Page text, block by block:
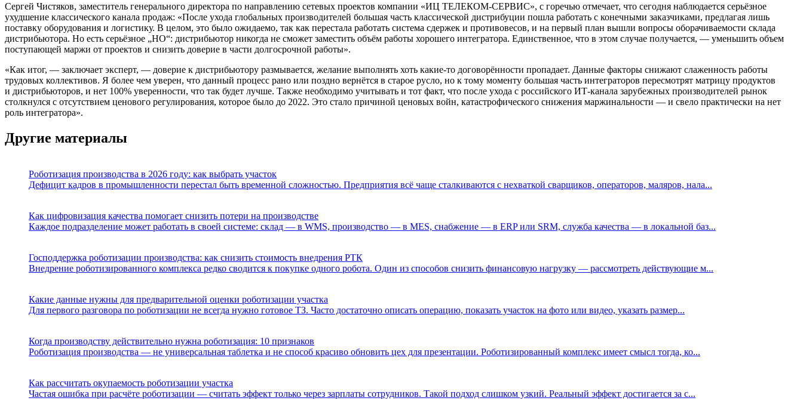
Сергей Чистяков, заместитель генерального директора по направлению сетевых проектов компании «ИЦ ТЕЛЕКОМ-СЕРВИС», с горечью отмечает, что сегодня наблюдается серьёзное
ухудшение классического канала продаж: «После ухода глобальных производителей большая часть классической дистрибуции пошла работать с конечными заказчиками, предлагая лишь
поставку оборудования и логистику. В целом, это было ожидаемо, так как перестала работать система сдержек и противовесов, и на первый план вышли вопросы оборачиваемости склада
дистрибьютора. Но есть серьёзное „НО“: дистрибьютор никогда не сможет заместить объём работы хорошего интегратора. Единственное, что в этом случае получается, — уменьшить объем
поступающей маржи от проектов и снизить доверие в части долгосрочной работы».
«Как итог, — заключает эксперт, — доверие к дистрибьютору размывается, желание выполнять хоть какие-то договорённости пропадает. Данные факторы снижают слаженность работы
трудовых коллективов. Я более чем уверен, что данный процесс рано или поздно вернётся в старое русло, но к тому моменту большая часть интеграторов пересмотрят матрицу продуктов
и дистрибьюторов, и нет 100% уверенности, что так будет лучше. Также необходимо учитывать и тот факт, что после ухода с российского ИТ-канала зарубежных производителей рынок
столкнулся с отсутствием ценового регулирования, которое было до 2022. Это стало причиной ценовых войн, катастрофического снижения маржинальности — и свело практически на нет
роль интегратора».
Другие материалы
Роботизация производства в 2026 году: как выбрать участок
Дефицит кадров в промышленности перестал быть временной сложностью. Предприятия всё чаще сталкиваются с нехваткой сварщиков, операторов, маляров, нала...
Как цифровизация качества помогает снизить потери на производстве
Каждое подразделение может работать в своей системе: склад — в WMS, производство — в MES, снабжение — в ERP или SRM, служба качества — в локальной баз...
Господдержка роботизации производства: как снизить стоимость внедрения РТК
Внедрение роботизированного комплекса редко сводится к покупке одного робота. Один из способов снизить финансовую нагрузку — рассмотреть действующие м...
Какие данные нужны для предварительной оценки роботизации участка
Для первого разговора по роботизации не всегда нужно готовое ТЗ. Часто достаточно описать операцию, показать участок на фото или видео, указать размер...
Когда производству действительно нужна роботизация: 10 признаков
Роботизация производства — не универсальная таблетка и не способ красиво обновить цех для презентации. Роботизированный комплекс имеет смысл тогда, ко...
Как рассчитать окупаемость роботизации участка
Частая ошибка при расчёте роботизации — считать эффект только через зарплаты сотрудников. Такой подход слишком узкий. Реальный эффект достигается за с...